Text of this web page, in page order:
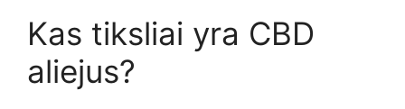
Kas tiksliai yra CBD
aliejus?